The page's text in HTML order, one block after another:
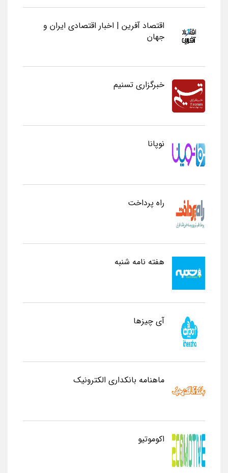
اقتصاد آفرین | اخبار اقتصادی ایران و
جهان
خبرگزاری تسنیم
نوپانا
راه پرداخت
هفته نامه شنبه
آی چیزها
ماهنامه بانکداری الکترونیک
اکوموتیو